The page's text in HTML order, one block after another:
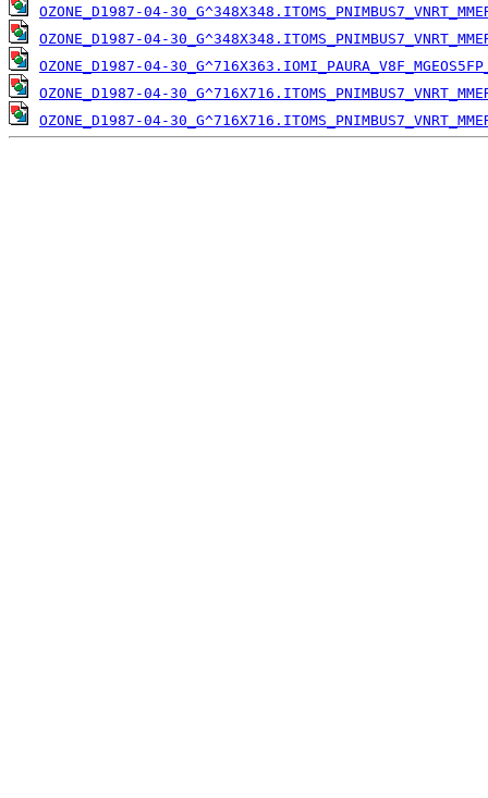
OZONE_D1987-04-
OZONE_D1987-04-
OZONE_D1987-04-
OZONE_D1987-04-
OZONE_D1987-04-